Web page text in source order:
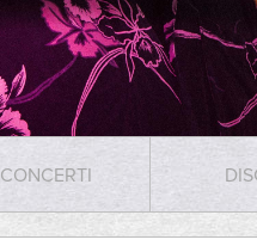
CONCERTI